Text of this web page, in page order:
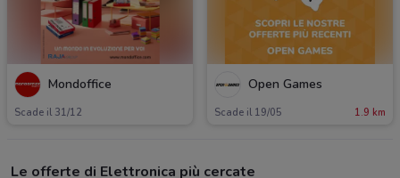
Mondoffice
Scade il 31/12
Open Games
Scade il 19/05 1.9 km
Le offerte di Elettronica più cercate